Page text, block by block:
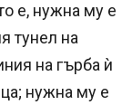
е, нужна му е
тунел на
на гърба ѝ
нужна му е